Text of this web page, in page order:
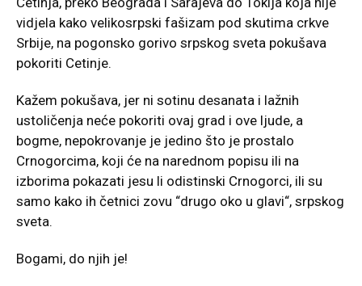
vidjela kako velikosrpski fašizam pod skutima crkve
Srbije, na pogonsko gorivo srpskog sveta pokušava
pokoriti Cetinje.
Kažem pokušava, jer ni sotinu desanata i lažnih
ustoličenja neće pokoriti ovaj grad i ove ljude, a
bogme, nepokrovanje je jedino što je prostalo
Crnogorcima, koji će na narednom popisu ili na
izborima pokazati jesu li odistinski Crnogorci, ili su
samo kako ih četnici zovu “drugo oko u glavi“, srpskog
sveta.
Bogami, do njih je!